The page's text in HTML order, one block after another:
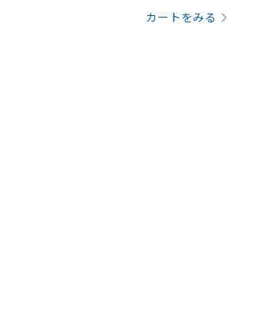
カートをみる